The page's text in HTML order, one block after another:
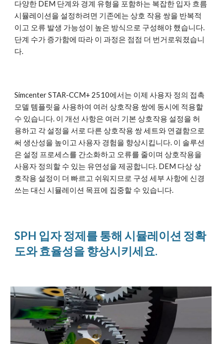
다양한 DEM 단계와 경계 유형을 포함하는 복잡한 입자 흐름
시뮬레이션을 설정하려면 기존에는 상호 작용 쌍을 반복적
이고 오류 발생 가능성이 높은 방식으로 구성해야 했습니다.
단계 수가 증가함에 따라 이 과정은 점점 더 번거로워졌습니
다.
Simcenter STAR-CCM+ 2510에서는 이제 사용자 정의 접촉
모델 템플릿을 사용하여 여러 상호작용 쌍에 동시에 적용할
수 있습니다. 이 개선 사항은 여러 기본 상호작용 설정을 허
용하고 각 설정을 서로 다른 상호작용 쌍 세트와 연결함으로
써 생산성을 높이고 사용자 경험을 향상시킵니다. 이 솔루션
은 설정 프로세스를 간소화하고 오류를 줄이며 상호작용을
사용자 정의할 수 있는 유연성을 제공합니다. DEM 다상 상
호작용 설정이 더 빠르고 쉬워지므로 구성 세부 사항에 신경
쓰는 대신 시뮬레이션 목표에 집중할 수 있습니다.
SPH 입자 정제를 통해 시뮬레이션 정확
도와 효율성을 향상시키세요.